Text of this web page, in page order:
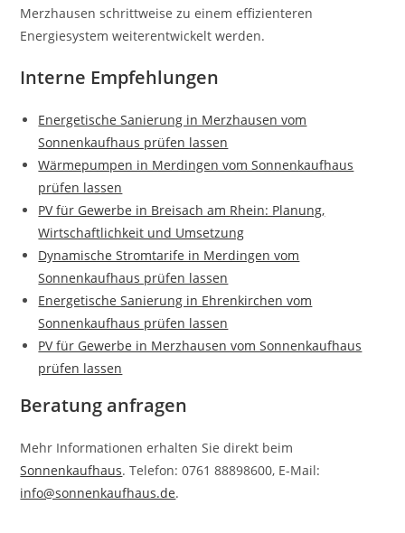
Merzhausen schrittweise zu einem effizienteren
Energiesystem weiterentwickelt werden.
Interne Empfehlungen
Energetische Sanierung in Merzhausen vom
Sonnenkaufhaus prüfen lassen
Wärmepumpen in Merdingen vom Sonnenkaufhaus
prüfen lassen
PV für Gewerbe in Breisach am Rhein: Planung,
Wirtschaftlichkeit und Umsetzung
Dynamische Stromtarife in Merdingen vom
Sonnenkaufhaus prüfen lassen
Energetische Sanierung in Ehrenkirchen vom
Sonnenkaufhaus prüfen lassen
PV für Gewerbe in Merzhausen vom Sonnenkaufhaus
prüfen lassen
Beratung anfragen
Mehr Informationen erhalten Sie direkt beim
Sonnenkaufhaus. Telefon: 0761 88898600, E-Mail:
info@sonnenkaufhaus.de.